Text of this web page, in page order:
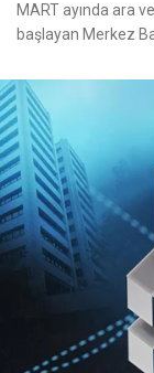
MART ayında ara
başlayan Merkez